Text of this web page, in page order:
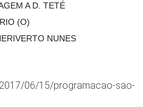
A D. TETÉ
(O)
NUNES
06/15/programacao-sao-